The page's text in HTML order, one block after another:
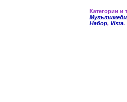
Категории и
Набор, Vista.